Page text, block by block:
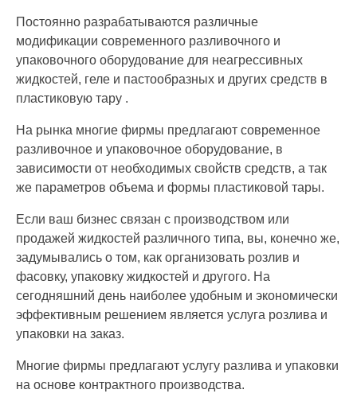
Постоянно разрабатываются различные
модификации современного разливочного и
упаковочного оборудование для неагрессивных
жидкостей, геле и пастообразных и других средств в
пластиковую тару .
На рынка многие фирмы предлагают современное
разливочное и упаковочное оборудование, в
зависимости от необходимых свойств средств, а так
же параметров объема и формы пластиковой тары.
Если ваш бизнес связан с производством или
продажей жидкостей различного типа, вы, конечно же,
задумывались о том, как организовать розлив и
фасовку, упаковку жидкостей и другого. На
сегодняшний день наиболее удобным и экономически
эффективным решением является услуга розлива и
упаковки на заказ.
Многие фирмы предлагают услугу разлива и упаковки
на основе контрактного производства.